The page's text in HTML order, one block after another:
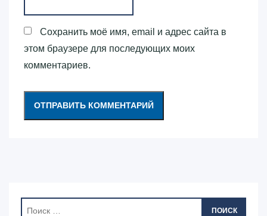
Сохранить моё имя, email и адрес сайта в
этом браузере для последующих моих
комментариев.
ПОИСК